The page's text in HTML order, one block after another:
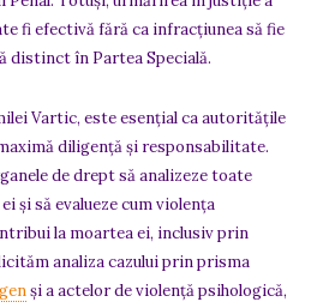
fi efectivă fără ca infracțiunea să fie
distinct în Partea Specială.
Vartic, este esențial ca autoritățile
diligență și responsabilitate.
de drept să analizeze toate
și să evalueze cum violența
la moartea ei, inclusiv prin
analiza cazului prin prisma
genși a actelor de violență psihologică,